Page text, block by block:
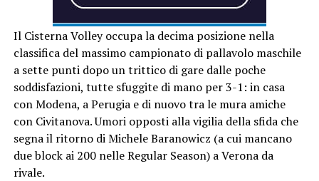
Il Cisterna Volley occupa la decima posizione nella
classifica del massimo campionato di pallavolo maschile
a sette punti dopo un trittico di gare dalle poche
soddisfazioni, tutte sfuggite di mano per 3-1: in casa
con Modena, a Perugia e di nuovo tra le mura amiche
con Civitanova. Umori opposti alla vigilia della sfida che
segna il ritorno di Michele Baranowicz (a cui mancano
due block ai 200 nelle Regular Season) a Verona da
rivale.